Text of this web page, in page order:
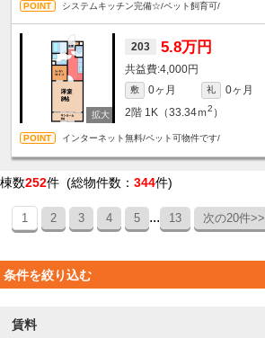
システムキッチン完備☆/ペット飼育可/
203 5.8万円
4,000円
敷 0ヶ月 礼
0ヶ月
2階 1K（33.34ｍ2 ）
インターネット無料/ペット可物件です/
棟数252件 (総物件数： 344件)
1 2 3 4 5 ... 13 次の20件>>
条件を絞り込む
賃料